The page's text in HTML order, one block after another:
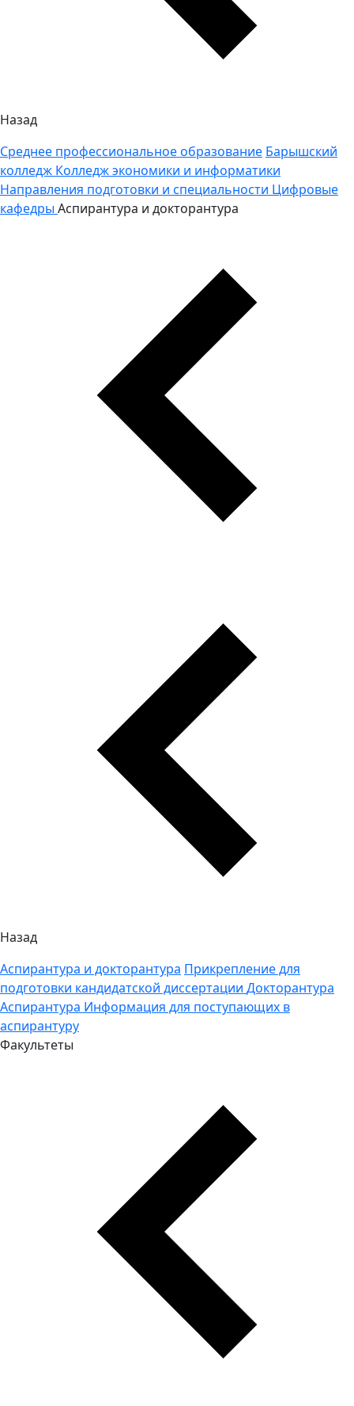
Назад
Среднее профессиональное образование Барышский
колледж Колледж экономики и информатики
Направления подготовки и специальности Цифровые
кафедры Аспирантура и докторантура
Назад
Аспирантура и докторантура Прикрепление для
подготовки кандидатской диссертации Докторантура
Аспирантура Информация для поступающих в
аспирантуру
Факультеты